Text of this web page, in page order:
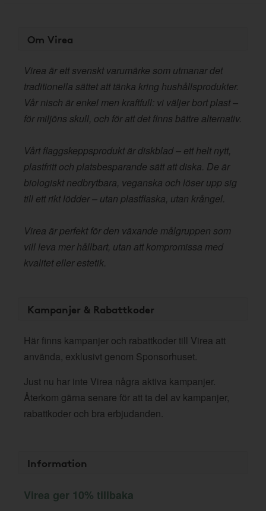
Om Virea
Virea är ett svenskt varumärke som utmanar det
traditionella sättet att tänka kring hushållsprodukter.
Vår nisch är enkel men kraftfull: vi väljer bort plast –
för miljöns skull, och för att det finns bättre alternativ.
Vårt flaggskeppsprodukt är diskblad – ett helt nytt,
plastfritt och platsbesparande sätt att diska. De är
biologiskt nedbrytbara, veganska och löser upp sig
till ett rikt lödder – utan plastflaska, utan krångel.
Virea är perfekt för den växande målgruppen som
vill leva mer hållbart, utan att kompromissa med
kvalitet eller estetik.
Kampanjer & Rabattkoder
Här finns kampanjer och rabattkoder till Virea att
använda, exklusivt genom Sponsorhuset.
Just nu har inte Virea några aktiva kampanjer.
Återkom gärna senare för att ta del av kampanjer,
rabattkoder och bra erbjudanden.
Information
Virea ger 10% tillbaka